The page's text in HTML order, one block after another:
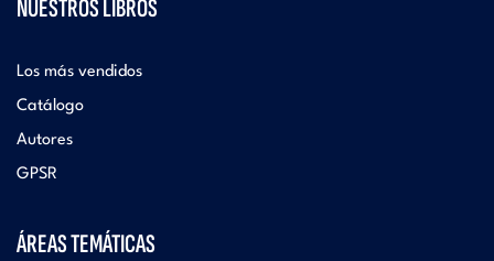
NUESTROS LIBROS
Los más vendidos
Catálogo
Autores
GPSR
ÁREAS TEMÁTICAS